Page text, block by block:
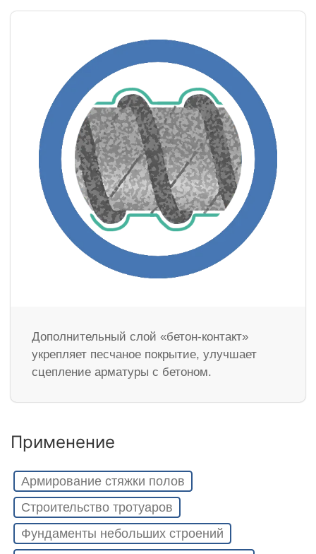
Дополнительный слой «бетон-контакт»
укрепляет песчаное покрытие, улучшает
сцепление арматуры с бетоном.
Применение
Армирование стяжки полов
Строительство тротуаров
Фундаменты небольших строений